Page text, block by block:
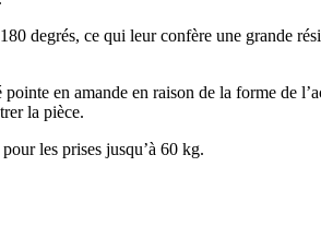
degrés, ce qui leur confère une grande
en amande en raison de la forme de
la pièce.
les prises jusqu’à 60 kg.